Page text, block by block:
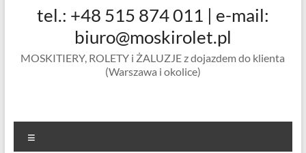
MOSKIROLET
siatki na
okienne |
ramkowe i
drzwiowe
tel.: +48 515 874 011 | e-mail:
biuro@moskirolet.pl
MOSKITIERY, ROLETY i ŻALUZJE z dojazdem do klienta
(Warszawa i okolice)